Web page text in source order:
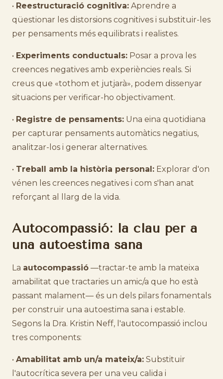
• Reestructuració cognitiva: Aprendre a
qüestionar les distorsions cognitives i substituir-les
per pensaments més equilibrats i realistes.
• Experiments conductuals: Posar a prova les
creences negatives amb experiències reals. Si
creus que «tothom et jutjarà», podem dissenyar
situacions per verificar-ho objectivament.
• Registre de pensaments: Una eina quotidiana
per capturar pensaments automàtics negatius,
analitzar-los i generar alternatives.
• Treball amb la història personal: Explorar d'on
vénen les creences negatives i com s'han anat
reforçant al llarg de la vida.
Autocompassió: la clau per a
una autoestima sana
La autocompassió —tractar-te amb la mateixa
amabilitat que tractaries un amic/a que ho està
passant malament— és un dels pilars fonamentals
per construir una autoestima sana i estable.
Segons la Dra. Kristin Neff, l'autocompassió inclou
tres components:
• Amabilitat amb un/a mateix/a: Substituir
l'autocrítica severa per una veu calida i